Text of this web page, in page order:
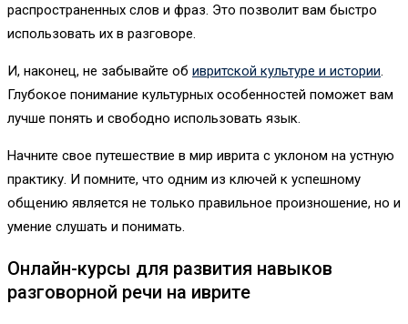
распространенных слов и фраз. Это позволит вам быстро
использовать их в разговоре.
И, наконец, не забывайте об ивритской культуре и истории.
Глубокое понимание культурных особенностей поможет вам
лучше понять и свободно использовать язык.
Начните свое путешествие в мир иврита с уклоном на устную
практику. И помните, что одним из ключей к успешному
общению является не только правильное произношение, но и
умение слушать и понимать.
Онлайн-курсы для развития навыков
разговорной речи на иврите